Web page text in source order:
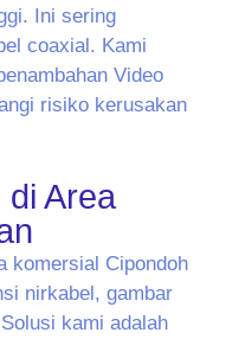
Ini sering
coaxial. Kami
Video
risiko kerusakan
Area
komersial Cipondoh
nirkabel, gambar
kami adalah